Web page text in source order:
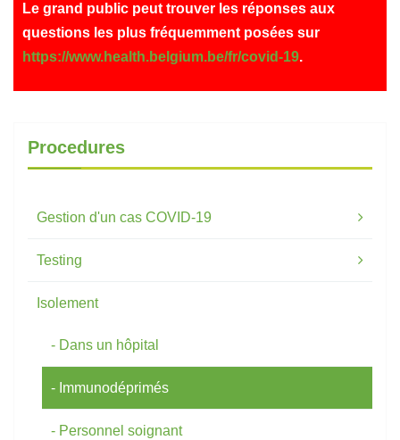
Le grand public peut trouver les réponses aux
questions les plus fréquemment posées sur
https://www.health.belgium.be/fr/covid-19.
Procedures
Gestion d'un cas COVID-19
Testing
Isolement
Dans un hôpital
Immunodéprimés
Personnel soignant